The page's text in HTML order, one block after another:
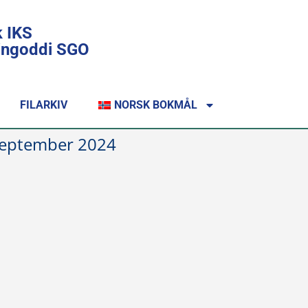
IKS
SGO
FILARKIV NORSK BOKMÅL
2024